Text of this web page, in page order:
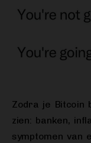
Zodra je Bitcoin
zien: banken,
symptomen van